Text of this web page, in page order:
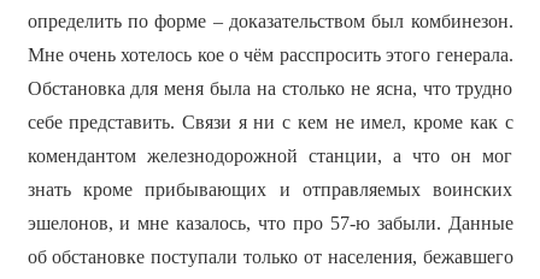
определить по форме – доказательством был комбинезон.
Мне очень хотелось кое о чём расспросить этого генерала.
Обстановка для меня была на столько не ясна, что трудно
себе представить. Связи я ни с кем не имел, кроме как с
комендантом железнодорожной станции, а что он мог
знать кроме прибывающих и отправляемых воинских
эшелонов, и мне казалось, что про 57-ю забыли. Данные
об обстановке поступали только от населения, бежавшего